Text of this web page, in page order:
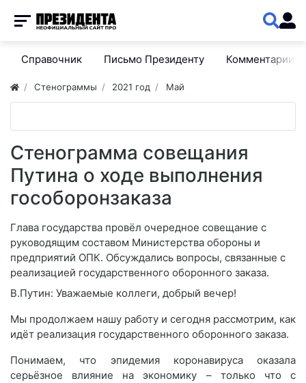
Справочник Письмо Президенту Комментарии
Стенограммы 2021 год Май
Стенограмма совещания
Путина о ходе выполнения
гособоронзаказа
Глава государства провёл очередное совещание с
руководящим составом Министерства обороны и
предприятий ОПК. Обсуждались вопросы, связанные с
реализацией государственного оборонного заказа.
В.Путин: Уважаемые коллеги, добрый вечер!
Мы продолжаем нашу работу и сегодня рассмотрим, как
идёт реализация государственного оборонного заказа.
Понимаем, что эпидемия коронавируса оказала
серьёзное влияние на экономику – только что с